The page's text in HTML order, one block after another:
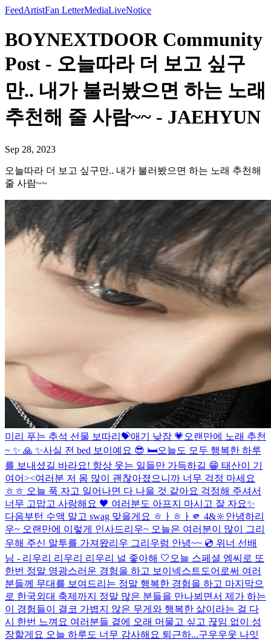
FeedArtistFan LetterMediaLiveNotice
BOYNEXTDOOR Community
Post - 오늘따라 더 보고 싶구
만.. 내가 불러봤으면 하는 노래
추천해 줄 사람~~ - JAEHYUN
Sep 28, 2023
오늘따라 더 보고 싶구만.. 내가 불러봤으면 하는 노래 추천해
줄 사람~~
미리 푸는 추석 선물 보따리💝애기 낮잠 💗 오랜만에 노래 추천
~ ✨ 🙏 ✨사실 전 bed 보이예요 😎 🛏️오늘도 모두 행복한 하루
를 보내셨길 바라요! 항상 웃는 일들만 가득하길 😁 태산이 기
여어><여러분 저 몸 많이 괜찮아졌으니까 너무 걱정 마세요
ㅎㅎ 오늘 푹 자고 일어나면 다 나을 것 같아요 걱정해 주셔서
너무 고맙고 사랑해요 🖤 여러분도 아프지 마시고 잘 자요✨
다음부턴 수액 말고 swag 맞을게요 ㅎㅏㅎㅏ 🫵 4&🔆 안녕하리
우~ 오랜만에 이렇게 인사드리우~ 오늘은 여러분이 많이 그리
우해 주신 말투를 가져왔리우 그리우럼 안녕~~ 💿 위너 선배
님 - 리우리 리우리 리우리 널 좋아해 🤍 오늘 스페셜 엠씨로 또
한번 정말 영광스러운 경험을 하고 보이넥스트도어로써 여러
분들께 무대를 보여드리는 정말 행복한 경험을 하고 마지막으
로 한국외대 축제까지 정말 많은 분들을 만나뵈면서 제가 하는
이 경험들이 결코 가볍지 않은 무게와 행복한 삶이라는 걸 다
시 한번 느껴요 여러분들 곁에 오래 머물고 싶고 끊임 없이 성
장할게요 오늘 하루도 너무 감사해요 퇴근하...구우우웃 나잇